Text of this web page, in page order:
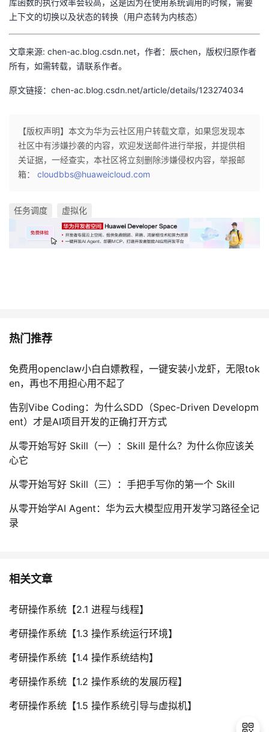
库函数的执行效率会较高，这是因为在使用系统调用的时候，需要
上下文的切换以及状态的转换（用户态转为内核态）
文章来源: chen-ac.blog.csdn.net，作者：辰chen，版权归原作者
所有，如需转载，请联系作者。
原文链接：chen-ac.blog.csdn.net/article/details/123274034
【版权声明】本文为华为云社区用户转载文章，如果您发现本
社区中有涉嫌抄袭的内容，欢迎发送邮件进行举报，并提供相
关证据，一经查实，本社区将立刻删除涉嫌侵权内容，举报邮
箱： cloudbbs@huaweicloud.com
任务调度 虚拟化
热门推荐
免费用openclaw小白白嫖教程，一键安装小龙虾，无限tok
en，再也不用担心用不起了
告别Vibe Coding：为什么SDD（Spec-Driven Developm
ent）才是AI项目开发的正确打开方式
从零开始写好 Skill（一）：Skill 是什么？为什么你应该关
心它
从零开始写好 Skill（三）：手把手写你的第一个 Skill
从零开始学AI Agent：华为云大模型应用开发学习路径全记
录
相关文章
考研操作系统【2.1 进程与线程】
考研操作系统【1.3 操作系统运行环境】
考研操作系统【1.4 操作系统结构】
考研操作系统【1.2 操作系统的发展历程】
考研操作系统【1.5 操作系统引导与虚拟机】